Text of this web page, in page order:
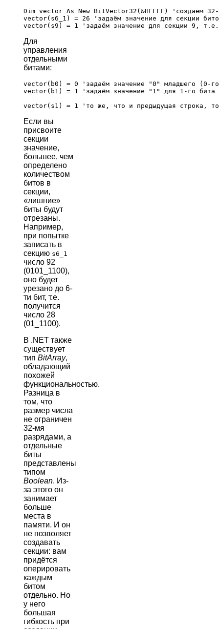
Dim vector As New BitVector32(&HFFFF) 'создаём 32-
vector(s6_1) = 26 'задаём значение для секции
Для
управления
отдельными
битами:
vector(b0) = 0 'задаём значение "0" младшего (0-
vector(b1) = 1 'задаём значение "1" для 1-го бита
Если вы
присвоите
секции
значение,
большее, чем
определено
количеством
битов в
секции,
«лишние»
биты будут
отрезаны.
Например,
при попытке
записать в
секцию s6_1
число 92
(0101_1100),
оно будет
урезано до 6-
ти бит, т.е.
получится
число 28
(01_1100).
В .NET также
существует
тип BitArray,
обладающий
похожей
функциональностью.
Разница в
том, что
размер числа
не ограничен
32-мя
разрядами, а
отдельные
биты
представлены
типом
Boolean. Из-
за этого он
занимает
больше
места в
памяти. И он
не позволяет
создавать
секции: вам
придётся
оперировать
каждым
битом
отдельно. Но
у него
большая
гибкость при